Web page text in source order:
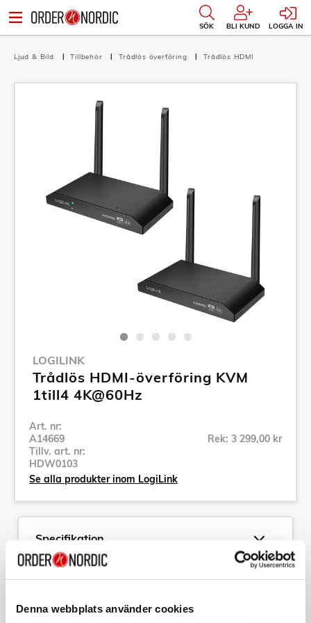
Denna webbplats använder cookies
SÖK BLI KUND LOGGA IN
Ljud & Bild Tillbehör Trådlös överföring Trådlös HDMI
LOGILINK
Trådlös HDMI-överföring KVM
1till4 4K@60Hz
Art. nr:
A14669
Tillv. art. nr:
HDW0103
Rek: 3 299,00 kr
Se alla produkter inom LogiLink
Specifikation
Beskrivning